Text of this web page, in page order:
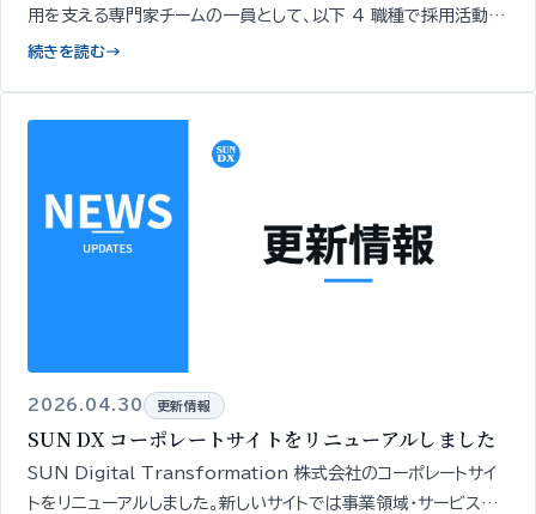
用を支える専門家チームの一員として、以下 4 職種で採用活動を
開始いたしました…
続きを読む→
2026.04.30 更新情報
SUN DX コーポレートサイトをリニューアルしました
SUN Digital Transformation 株式会社のコーポレートサイ
トをリニューアルしました。新しいサイトでは事業領域・サービスの